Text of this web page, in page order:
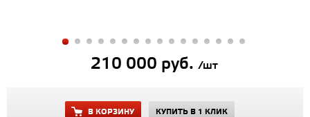
210 000 руб. /шт
В КОРЗИНУ КУПИТЬ В 1 КЛИК